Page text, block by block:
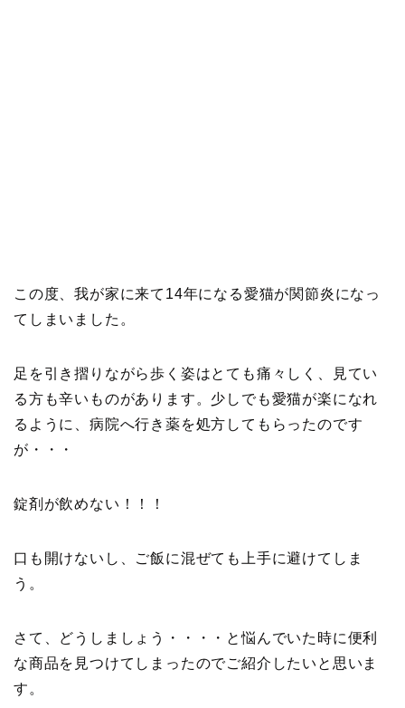
この度、我が家に来て14年になる愛猫が関節炎になっ
てしまいました。
足を引き摺りながら歩く姿はとても痛々しく、見てい
る方も辛いものがあります。少しでも愛猫が楽になれ
るように、病院へ行き薬を処方してもらったのです
が・・・
錠剤が飲めない！！！
口も開けないし、ご飯に混ぜても上手に避けてしま
う。
さて、どうしましょう・・・・と悩んでいた時に便利
な商品を見つけてしまったのでご紹介したいと思いま
す。